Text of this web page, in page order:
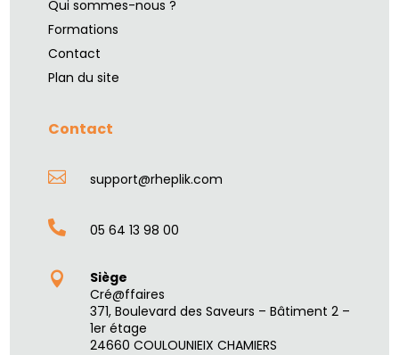
Qui sommes-nous ?
Formations
Contact
Plan du site
Contact
 support@rheplik.com
 05 64 13 98 00

Siège
Cré@ffaires
371, Boulevard des Saveurs – Bâtiment 2 –
1er étage
24660 COULOUNIEIX CHAMIERS